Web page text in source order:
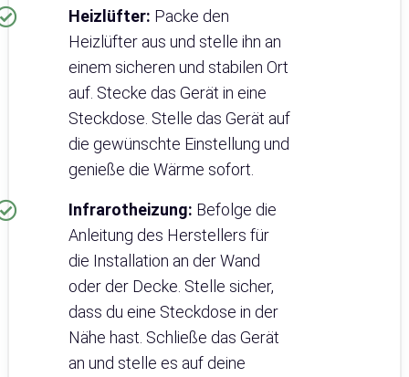
Heizlüfter: Packe den
Heizlüfter aus und stelle ihn an
einem sicheren und stabilen Ort
auf. Stecke das Gerät in eine
Steckdose. Stelle das Gerät auf
die gewünschte Einstellung und
genieße die Wärme sofort.
Infrarotheizung: Befolge die
Anleitung des Herstellers für
die Installation an der Wand
oder der Decke. Stelle sicher,
dass du eine Steckdose in der
Nähe hast. Schließe das Gerät
an und stelle es auf deine